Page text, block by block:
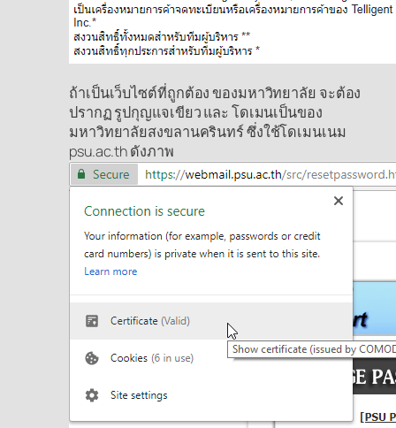
ถ้าเป็นเว็บไซต์ที่ถูกต้อง ของมหาวิทยาลัย จะต้อง
ปรากฏ รูปกุญแจเขียว และ โดเมนเป็นของ
มหาวิทยาลัยสงขลานครินทร์ ซึ่งใช้โดเมนเนม
psu.ac.th ดังภาพ